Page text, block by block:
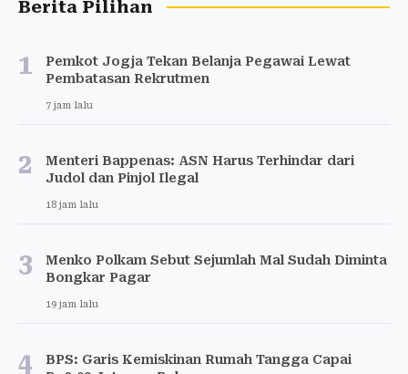
Berita Pilihan
1
Pemkot Jogja Tekan Belanja Pegawai Lewat
Pembatasan Rekrutmen
7 jam lalu
2
Menteri Bappenas: ASN Harus Terhindar dari
Judol dan Pinjol Ilegal
18 jam lalu
3
Menko Polkam Sebut Sejumlah Mal Sudah Diminta
Bongkar Pagar
19 jam lalu
4
BPS: Garis Kemiskinan Rumah Tangga Capai